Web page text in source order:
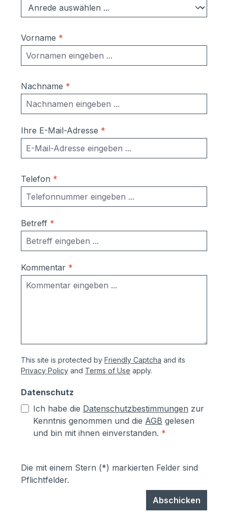
Bodenschiene & Fangkette)
abschließbarer Knebelgriff
Douglasie Dach + Rahmen: Edelstahl
V2Ain Deutschland gefertigt Maße:120
Liter:211x100x75 cm (BHT)240
Aufbau:Die Mülltonnenbox wird komplett
vormontiert frei Bordsteinkante auf
Einwegpaletten geliefert.Ein
Zusammenbauen ist nicht mehr
notwendig.Befestigung am Boden ist
möglich
Vorname *
Nachname *
Ihre E-Mail-Adresse *
Telefon *
Betreff *
Kommentar *
This site is protected by Friendly Captcha and its
Privacy Policy and Terms of Use apply.
Datenschutz
Ich habe die Datenschutzbestimmungen zur
Kenntnis genommen und die AGB gelesen
und bin mit ihnen einverstanden. *
Die mit einem Stern (*) markierten Felder sind
Pflichtfelder.
Abschicken